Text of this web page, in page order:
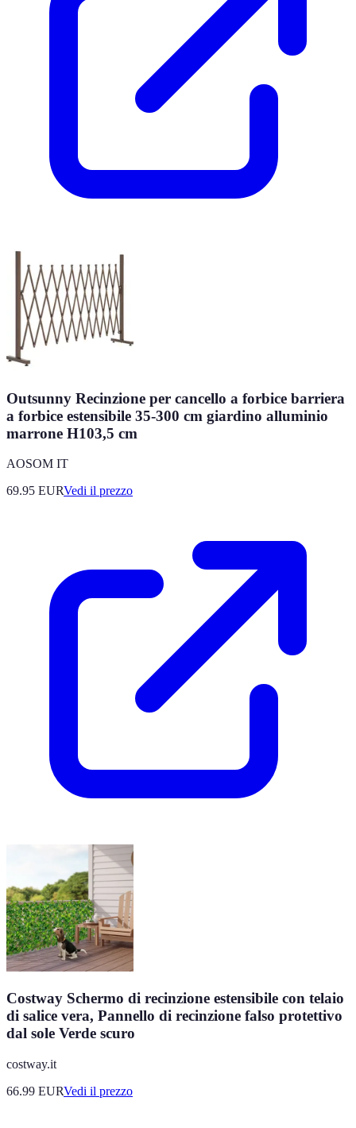
Outsunny Recinzione per cancello a forbice barriera
a forbice estensibile 35-300 cm giardino alluminio
marrone H103,5 cm
AOSOM IT
69.95 EURVedi il prezzo
Costway Schermo di recinzione estensibile con telaio
di salice vera, Pannello di recinzione falso protettivo
dal sole Verde scuro
costway.it
66.99 EURVedi il prezzo